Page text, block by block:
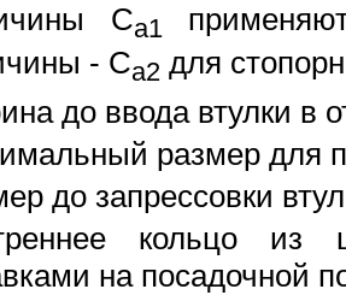
Ca1
- Ca2 для
до ввода втулки в
размер для
до запрессовки
кольцо из
на посадочной